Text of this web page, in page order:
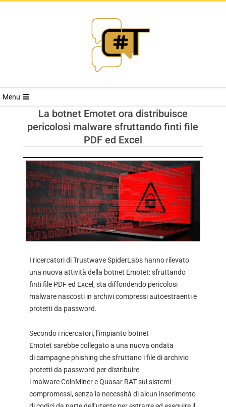
RIVISTA
TRENDS
Menu
La botnet Emotet ora distribuisce
pericolosi malware sfruttando finti file
PDF ed Excel
I ricercatori di Trustwave SpiderLabs hanno rilevato
una nuova attività della botnet Emotet: sfruttando
finti file PDF ed Excel, sta diffondendo pericolosi
malware nascosti in archivi compressi autoestraenti e
protetti da password.
Secondo i ricercatori, l’impianto botnet
Emotet sarebbe collegato a una nuova ondata
di campagne phishing che sfruttano i file di archivio
protetti da password per distribuire
i malware CoinMiner e Quasar RAT sui sistemi
compromessi, senza la necessità di alcun inserimento